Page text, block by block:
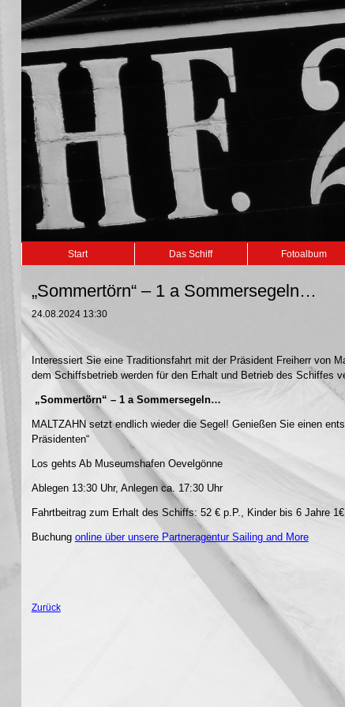
Navigation
überspringen
Start Das Schiff Fotoalbum
„Sommertörn“ – 1 a Sommersegeln…
24.08.2024 13:30
Interessiert Sie eine Traditionsfahrt mit der Präsident Freiherr von
dem Schiffsbetrieb werden für den Erhalt und Betrieb des Schiffes
„Sommertörn“ – 1 a Sommersegeln…
MALTZAHN setzt endlich wieder die Segel! Genießen Sie einen
Präsidenten“
Los gehts Ab Museumshafen Oevelgönne
Ablegen 13:30 Uhr, Anlegen ca. 17:30 Uhr
Fahrtbeitrag zum Erhalt des Schiffs: 52 € p.P., Kinder bis 6 Jahre
Buchung online über unsere Partneragentur Sailing and More
Zurück